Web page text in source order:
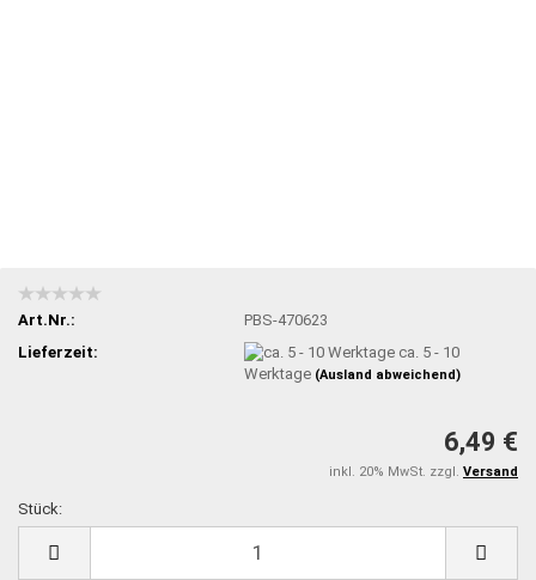
Art.Nr.:
PBS-470623
Lieferzeit:
ca. 5 - 10
Werktage (Ausland abweichend)
6,49 €
inkl. 20% MwSt. zzgl. Versand
Stück: